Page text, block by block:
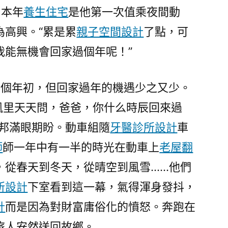
年養生住宅是他第一次值乘夜間動
興。“累是累親子空間設計了點，可
能無機會回家過個年呢！”
年初，但回家過年的機遇少之又少。
天天問，爸爸，你什么時辰回來過
滿眼期盼。動車組隨牙醫診所設計車
師一年中有一半的時光在動車上老屋翻
春天到冬天，從晴空到風雪……他們
設計下室看到這一幕，氣得渾身發抖，
而是因為對財富庸俗化的憤怒。奔跑在